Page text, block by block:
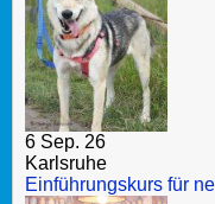
6 Sep. 26
Karlsruhe
Einführungskurs für